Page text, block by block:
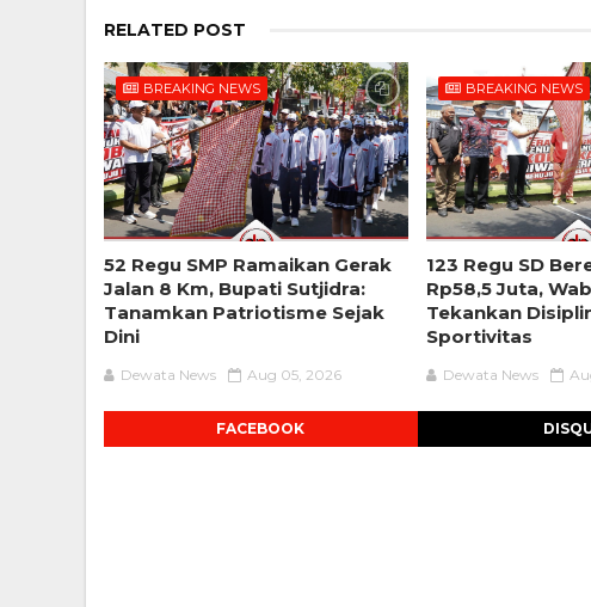
RELATED POST
BREAKING NEWS
52 Regu SMP Ramaikan Gerak
Jalan 8 Km, Bupati Sutjidra:
Tanamkan Patriotisme Sejak
Dini
Dewata News Aug 05, 2026
BREAKING NEWS
123 Regu SD
Rp58,5 Juta,
Tekankan
Sportivitas
Dewata News
FACEBOOK